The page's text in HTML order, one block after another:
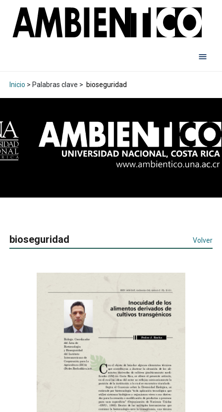
Inicio > Palabras clave > bioseguridad
bioseguridad Volver